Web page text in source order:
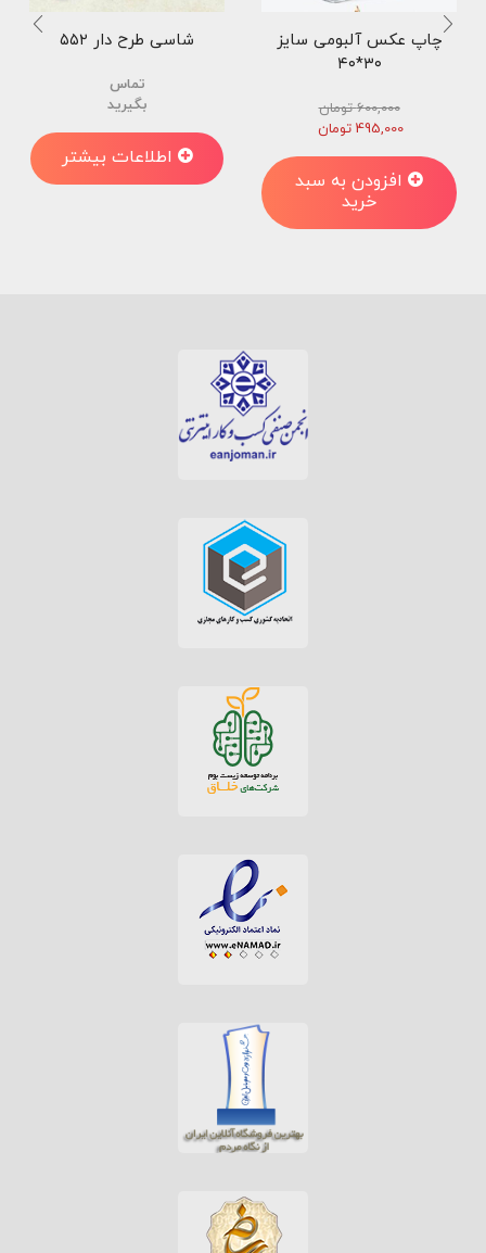
چاپ عکس آلبومی سایز
۳۰*۴۰
600,000 تومان
قیمت
بود.
495,000 تومان
495,000 تومان
است.
افزودن به سبد
خرید
شاسی طرح دار ۵۵۲
تماس
بگیرید
اطلاعات بیشتر